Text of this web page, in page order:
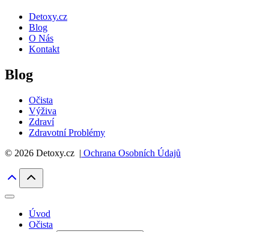
Detoxy.cz
Blog
O Nás
Kontakt
Blog
Očista
Výživa
Zdraví
Zdravotní Problémy
© 2026 Detoxy.cz | Ochrana Osobních Údajů
Úvod
Očista